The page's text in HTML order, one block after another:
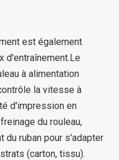
est également
d'entraînement.Le
à alimentation
la vitesse à
d'impression en
du rouleau,
du ruban pour s'adapter
(carton, tissu).